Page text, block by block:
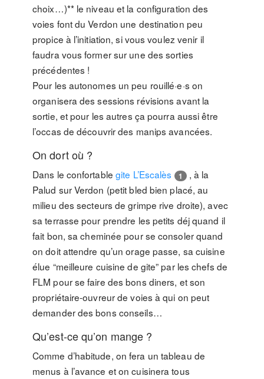
choix…)** le niveau et la configuration des
voies font du Verdon une destination peu
propice à l’initiation, si vous voulez venir il
faudra vous former sur une des sorties
précédentes !
Pour les autonomes un peu rouillé·e·s on
organisera des sessions révisions avant la
sortie, et pour les autres ça pourra aussi être
l’occas de découvrir des manips avancées.
On dort où ?
Dans le confortable gite L’Escalès 1 , à la
Palud sur Verdon (petit bled bien placé, au
milieu des secteurs de grimpe rive droite), avec
sa terrasse pour prendre les petits déj quand il
fait bon, sa cheminée pour se consoler quand
on doit attendre qu’un orage passe, sa cuisine
élue “meilleure cuisine de gite” par les chefs de
FLM pour se faire des bons diners, et son
propriétaire-ouvreur de voies à qui on peut
demander des bons conseils…
Qu’est-ce qu’on mange ?
Comme d’habitude, on fera un tableau de
menus à l’avance et on cuisinera tous